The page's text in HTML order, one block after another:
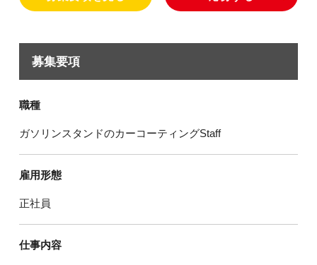
募集要項
職種
ガソリンスタンドのカーコーティングStaff
雇用形態
正社員
仕事内容